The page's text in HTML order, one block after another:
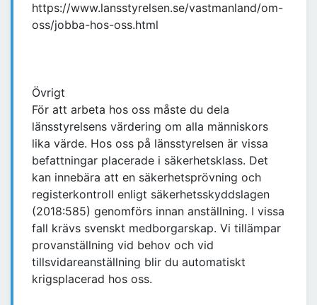
https://www.lansstyrelsen.se/vastmanland/om-
oss/jobba-hos-oss.html
Övrigt
För att arbeta hos oss måste du dela
länsstyrelsens värdering om alla människors
lika värde. Hos oss på länsstyrelsen är vissa
befattningar placerade i säkerhetsklass. Det
kan innebära att en säkerhetsprövning och
registerkontroll enligt säkerhetsskyddslagen
(2018:585) genomförs innan anställning. I vissa
fall krävs svenskt medborgarskap. Vi tillämpar
provanställning vid behov och vid
tillsvidareanställning blir du automatiskt
krigsplacerad hos oss.